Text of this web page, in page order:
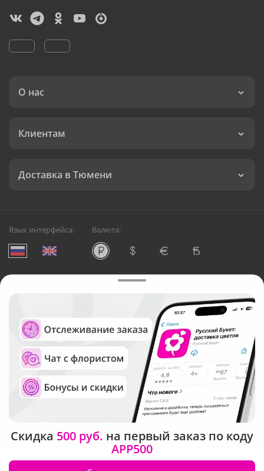
О нас
Клиентам
Доставка в Тюмени
Язык интерфейса: Валюта:
Служба круглосуточной доставки цветов в Тюмени
Русский Букет, 2026
Общество с ограниченной ответственностью «Технология»
ОГРН: 1195476081745, ИНН: 5410081997
Юридический адрес: г. Новосибирск, ул. Ипподромская,
д.42, оф. 3
Рейтинг Русского букета в г. Тюмень
Скидка 500 руб. на первый заказ по коду
APP500